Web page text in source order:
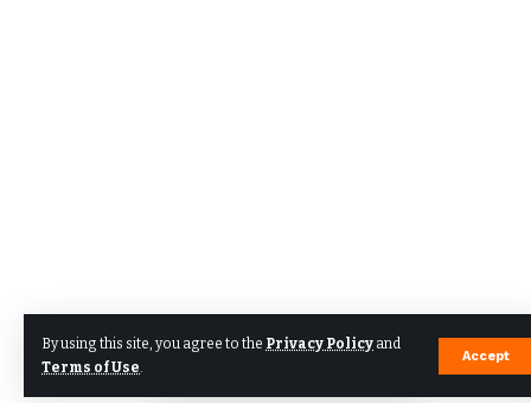
By using this site, you agree to the Privacy Policy and
Terms of Use.
Accept